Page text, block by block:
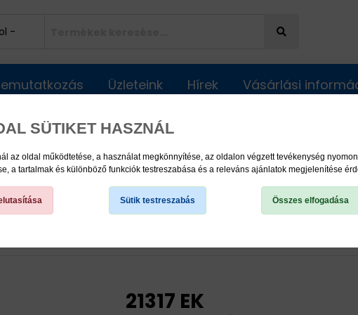
SÜTIKET HASZNÁL
az oldal működtetése, a használat megkönnyítése, az oldalon végzett tevékenység
a tartalmak és különböző funkciók testreszabása és a releváns ajánlatok megjelenítése
Sütik testreszabás Összes elfogadása
Üzleteink Hírek Vásárlási
21317 EK